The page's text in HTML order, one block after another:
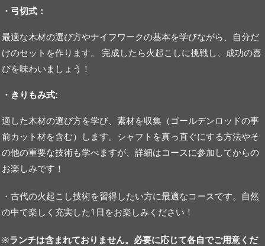
・ 弓切式：
最適な木材の選び方やナイフワークの基本を学びながら、自分だ
けのセットを作ります。 完成したら火起こしに挑戦し、成功の喜
びを味わいましょう！
・ きりもみ式:
適した木材の選び方を学び、素材を収集（ゴールデンロッドの事
前カット材を含む）します。シャフトを真っ直ぐにする方法やそ
の他の重要な技術も学べますが、詳細はコースに参加してからの
お楽しみです！
・古代の火起こし技術を習得したい方に最適なコースです。自然
の中で楽しく充実した1日をお楽しみください！
※ランチは含まれておりません。必要に応じて各自でご用意くだ